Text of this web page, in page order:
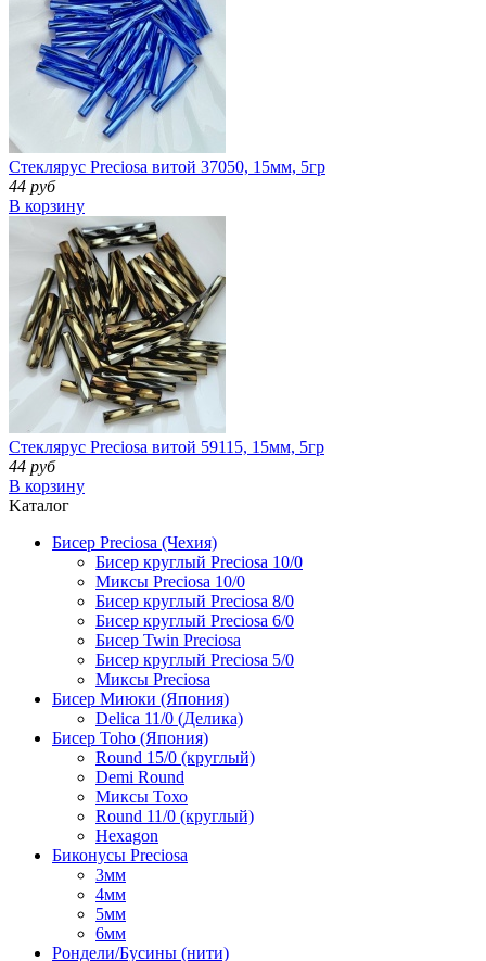
Стеклярус Preciosa витой 37050, 15мм, 5гр
44 руб
В корзину
Стеклярус Preciosa витой 59115, 15мм, 5гр
44 руб
В корзину
Kаталог
Бисер Preciosa (Чехия)
Бисер круглый Preciosa 10/0
Миксы Preciosa 10/0
Бисер круглый Preciosa 8/0
Бисер круглый Preciosa 6/0
Бисер Twin Preciosa
Бисер круглый Preciosa 5/0
Миксы Preciosa
Бисер Миюки (Япония)
Delica 11/0 (Делика)
Бисер Toho (Япония)
Round 15/0 (круглый)
Demi Round
Миксы Тохо
Round 11/0 (круглый)
Hexagon
Биконусы Preciosa
3мм
4мм
5мм
6мм
Рондели/Бусины (нити)